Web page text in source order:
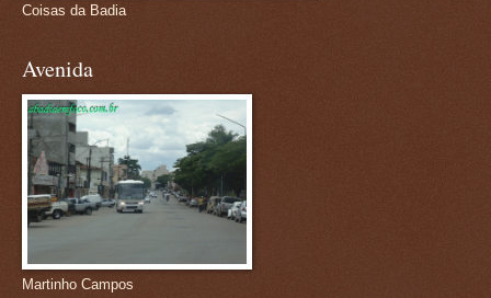
Coisas da Badia
Avenida
Martinho Campos